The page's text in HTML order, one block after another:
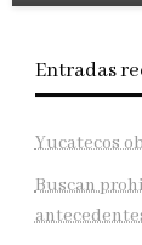
Entradas
Yucatecos
Buscan